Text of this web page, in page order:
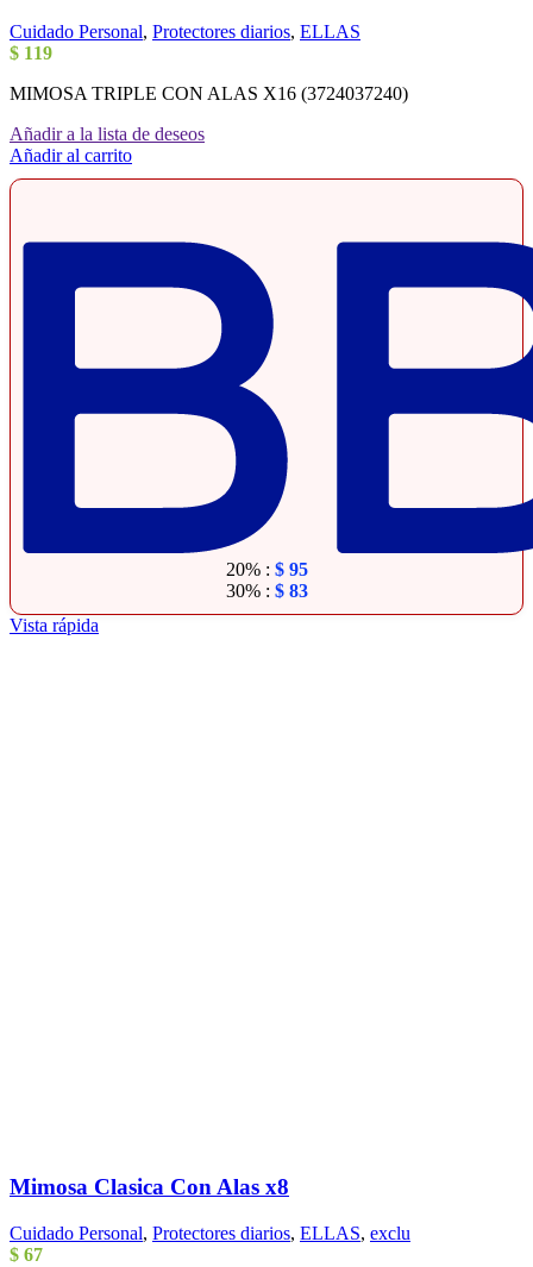
Cuidado Personal, Protectores diarios, ELLAS
$ 119
MIMOSA TRIPLE CON ALAS X16 (3724037240)
Añadir a la lista de deseos
Añadir al carrito
20% : $95
30% : $83
Vista rápida
Mimosa Clasica Con Alas x8
Cuidado Personal, Protectores diarios, ELLAS, exclu
$ 67